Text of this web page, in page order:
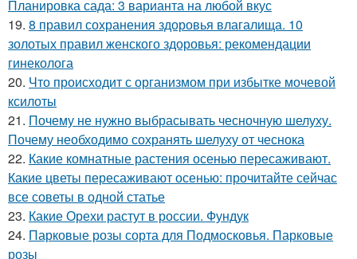
Планировка сада: 3 варианта на любой вкус
19. 8 правил сохранения здоровья влагалища. 10
золотых правил женского здоровья: рекомендации
гинеколога
20. Что происходит с организмом при избытке мочевой
ксилоты
21. Почему не нужно выбрасывать чесночную шелуху.
Почему необходимо сохранять шелуху от чеснока
22. Какие комнатные растения осенью пересаживают.
Какие цветы пересаживают осенью: прочитайте сейчас
все советы в одной статье
23. Какие Орехи растут в россии. Фундук
24. Парковые розы сорта для Подмосковья. Парковые
розы